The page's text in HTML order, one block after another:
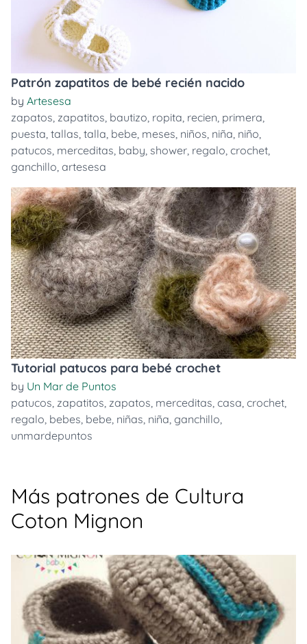
Patrón zapatitos de bebé recién nacido
by Artesesa
zapatos, zapatitos, bautizo, ropita, recien, primera,
puesta, tallas, talla, bebe, meses, niños, niña, niño,
patucos, merceditas, baby, shower, regalo, crochet,
ganchillo, artesesa
Tutorial patucos para bebé crochet
by Un Mar de Puntos
patucos, zapatitos, zapatos, merceditas, casa, crochet,
regalo, bebes, bebe, niñas, niña, ganchillo,
unmardepuntos
Más patrones de Cultura
Coton Mignon